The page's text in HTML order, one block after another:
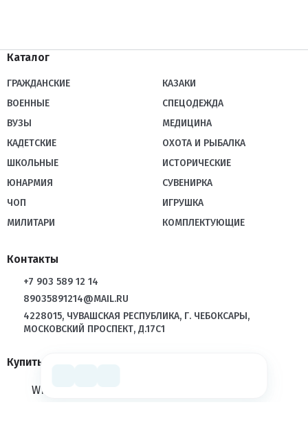
Каталог
ГРАЖДАНСКИЕ
ВОЕННЫЕ
ВУЗЫ
КАДЕТСКИЕ
ШКОЛЬНЫЕ
ЮНАРМИЯ
ЧОП
МИЛИТАРИ
КАЗАКИ
СПЕЦОДЕЖДА
МЕДИЦИНА
ОХОТА И РЫБАЛКА
ИСТОРИЧЕСКИЕ
СУВЕНИРКА
ИГРУШКА
КОМПЛЕКТУЮЩИЕ
Контакты
+7 903 589 12 14
89035891214@MAIL.RU
4228015, ЧУВАШСКАЯ РЕСПУБЛИКА, Г. ЧЕБОКСАРЫ,
МОСКОВСКИЙ ПРОСПЕКТ, Д.17С1
Купить в розницу
WILDBERRIES